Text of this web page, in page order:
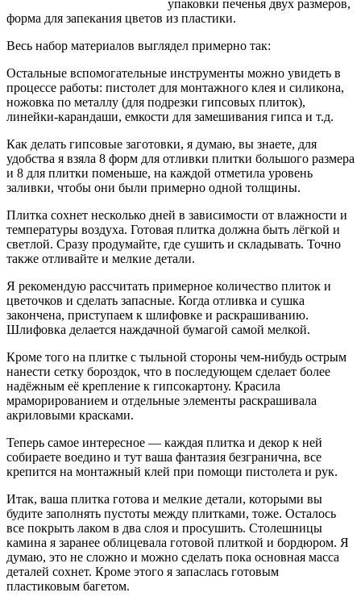
упаковки печенья двух размеров,
форма для запекания цветов из пластики.
Весь набор материалов выглядел примерно так:
Остальные вспомогательные инструменты можно увидеть в
процессе работы: пистолет для монтажного клея и силикона,
ножовка по металлу (для подрезки гипсовых плиток),
линейки-карандаши, емкости для замешивания гипса и т.д.
Как делать гипсовые заготовки, я думаю, вы знаете, для
удобства я взяла 8 форм для отливки плитки большого размера
и 8 для плитки поменьше, на каждой отметила уровень
заливки, чтобы они были примерно одной толщины.
Плитка сохнет несколько дней в зависимости от влажности и
температуры воздуха. Готовая плитка должна быть лёгкой и
светлой. Сразу продумайте, где сушить и складывать. Точно
также отливайте и мелкие детали.
Я рекомендую рассчитать примерное количество плиток и
цветочков и сделать запасные. Когда отливка и сушка
закончена, приступаем к шлифовке и раскрашиванию.
Шлифовка делается наждачной бумагой самой мелкой.
Кроме того на плитке с тыльной стороны чем-нибудь острым
нанести сетку бороздок, что в последующем сделает более
надёжным её крепление к гипсокартону. Красила
мраморированием и отдельные элементы раскрашивала
акриловыми красками.
Теперь самое интересное — каждая плитка и декор к ней
собираете воедино и тут ваша фантазия безгранична, все
крепится на монтажный клей при помощи пистолета и рук.
Итак, ваша плитка готова и мелкие детали, которыми вы
будите заполнять пустоты между плитками, тоже. Осталось
все покрыть лаком в два слоя и просушить. Столешницы
камина я заранее облицевала готовой плиткой и бордюром. Я
думаю, это не сложно и можно сделать пока основная масса
деталей сохнет. Кроме этого я запаслась готовым
пластиковым багетом.